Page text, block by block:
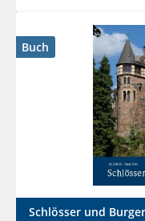
Buch
Schlösser und